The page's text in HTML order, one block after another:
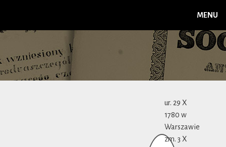
MENU
ur. 29 X
1780 w
Warszawie
zm. 3 X